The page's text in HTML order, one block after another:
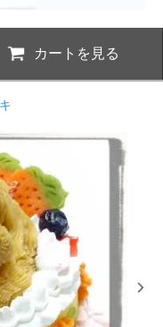
カートを見る